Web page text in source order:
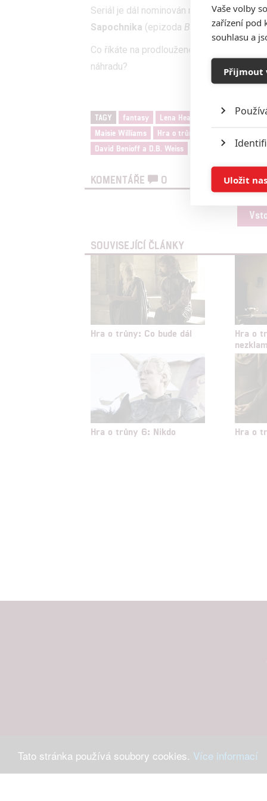
Tato stránka používá soubory cookies. Více informací
Seriál je dál nominován například za režii
Sapochnika (epizoda Bitva bastardů ) a
Co říkáte na prodloužené čekání až do
náhradu?
TAGY fantasy Lena Headey Kit Harington
Maisie Williams
Hra o trůny
David Benioff a D.B. Weiss
Miguel Sapochnik
KOMENTÁŘE 0
SOUVISEJÍCÍ ČLÁNKY
Hra o trůny: Co bude dál
Hra o
Hra o trůny 6: Nikdo Hra o
Máte-li
Vaše volby
zařízení pod
souhlasu a
Přijmout
služeb
Udělením
možnost:
Poskytování
Uložit